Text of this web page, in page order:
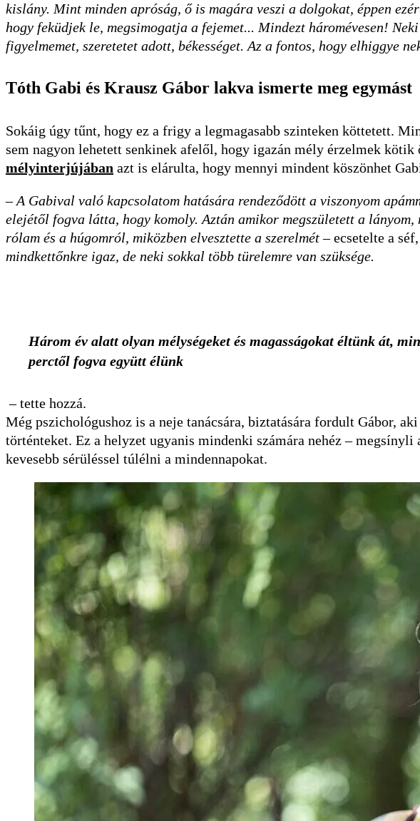
kislány. Mint minden apróság, ő is magára veszi a dolgokat, éppen
hogy feküdjek le, megsimogatja a fejemet... Mindezt háromévesen!
figyelmemet, szeretetet adott, békességet. Az a fontos, hogy elhiggye
Tóth Gabi és Krausz Gábor lakva ismerte meg egymást
Sokáig úgy tűnt, hogy ez a frigy a legmagasabb szinteken köttetett.
sem nagyon lehetett senkinek afelől, hogy igazán mély érzelmek
mélyinterjújában azt is elárulta, hogy mennyi mindent köszönhet
–A Gabival való kapcsolatom hatására rendeződött a viszonyom
elejétől fogva látta, hogy komoly. Aztán amikor megszületett a
rólam és a húgomról, miközben elvesztette a szerelmét– ecsetelte a
mindkettőnkre igaz, de neki sokkal több türelemre van szüksége.
Három év alatt olyan mélységeket és magasságokat éltünk át,
perctől fogva együtt élünk
– tette hozzá.
Még pszichológushoz is a neje tanácsára, biztatására fordult Gábor,
történteket. Ez a helyzet ugyanis mindenki számára nehéz –
kevesebb sérüléssel túlélni a mindennapokat.